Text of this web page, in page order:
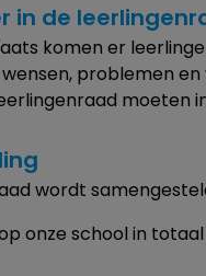
in de
komen er
problemen
moeten
wordt
onze school in